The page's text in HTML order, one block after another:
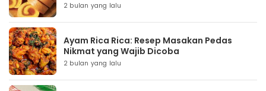
2 bulan yang lalu
Ayam Rica Rica: Resep Masakan Pedas
Nikmat yang Wajib Dicoba
2 bulan yang lalu